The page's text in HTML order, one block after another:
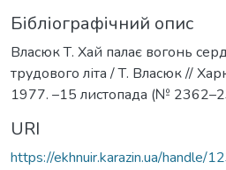
Бібліографічний опис
Власюк Т. Хай палає вогонь
трудового літа / Т. Власюк //
1977. –15 листопада (№
URI
https://ekhnuir.karazin.ua/handle/